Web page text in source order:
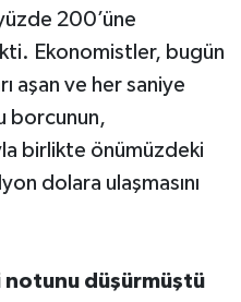
200’üne
Ekonomistler, bugün
aşan ve her saniye
borcunun,
birlikte önümüzdeki
dolara ulaşmasını
notunu düşürmüştü